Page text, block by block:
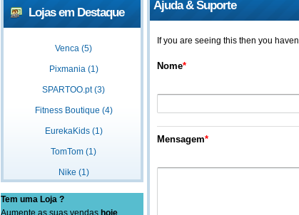
Lojas em Destaque
Venca (5)
Pixmania (1)
SPARTOO.pt (3)
Fitness Boutique (4)
EurekaKids (1)
TomTom (1)
Nike (1)
Tem uma Loja ?
Aumente as suas vendas hoje
Ajuda & Suporte
If you are seeing this then you
Nome*
Mensagem*